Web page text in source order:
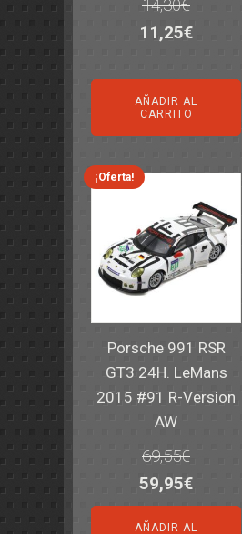
14,30€
El
original
era:
14,30€.
11,25€El
actual
11,25€.
AÑADIR AL
CARRITO
¡Oferta!
Porsche 991 RSR
GT3 24H. LeMans
2015 #91 R-Version
AW
69,55€
El
precio
59,95€El
precio
AÑADIR AL